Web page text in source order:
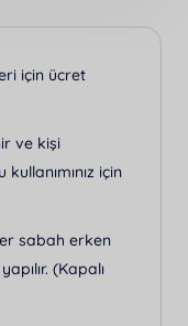
için ücret
ve kişi
için
sabah erken
(Kapalı